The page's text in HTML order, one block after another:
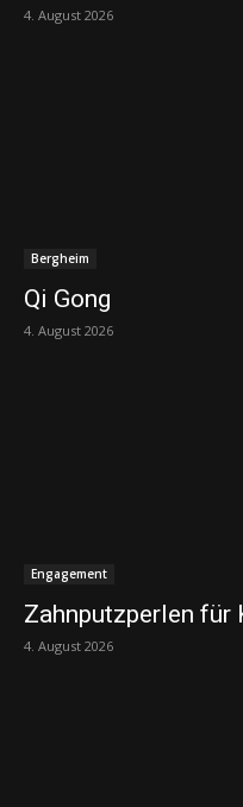
4. August 2026
Bergheim
Qi Gong
4. August 2026
Engagement
Zahnputzperlen für
4. August 2026